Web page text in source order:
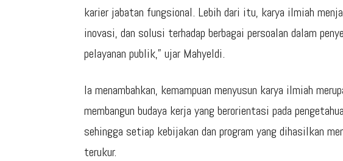
karier jabatan fungsional. Lebih dari itu, karya ilmiah
inovasi, dan solusi terhadap berbagai persoalan dalam
pelayanan publik,” ujar Mahyeldi.
Ia menambahkan, kemampuan menyusun karya ilmiah
membangun budaya kerja yang berorientasi pada
sehingga setiap kebijakan dan program yang dihasilkan
terukur.